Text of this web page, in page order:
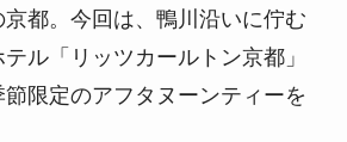
都。今回は、鴨川沿いに佇む
ル「リッツカールトン京都」
限定のアフタヌーンティーを